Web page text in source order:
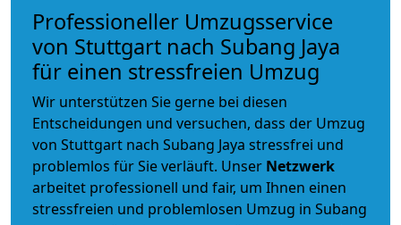
Professioneller Umzugsservice
von Stuttgart nach Subang Jaya
für einen stressfreien Umzug
Wir unterstützen Sie gerne bei diesen
Entscheidungen und versuchen, dass der Umzug
von Stuttgart nach Subang Jaya stressfrei und
problemlos für Sie verläuft. Unser Netzwerk
arbeitet professionell und fair, um Ihnen einen
stressfreien und problemlosen Umzug in Subang